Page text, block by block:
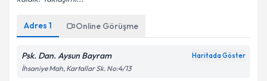
kaldık. Yaklaşımı...
Online Görüşme
Psk. Dan. Aysun Bayram
İhsaniye Mah, Kartallar Sk. No:4/13